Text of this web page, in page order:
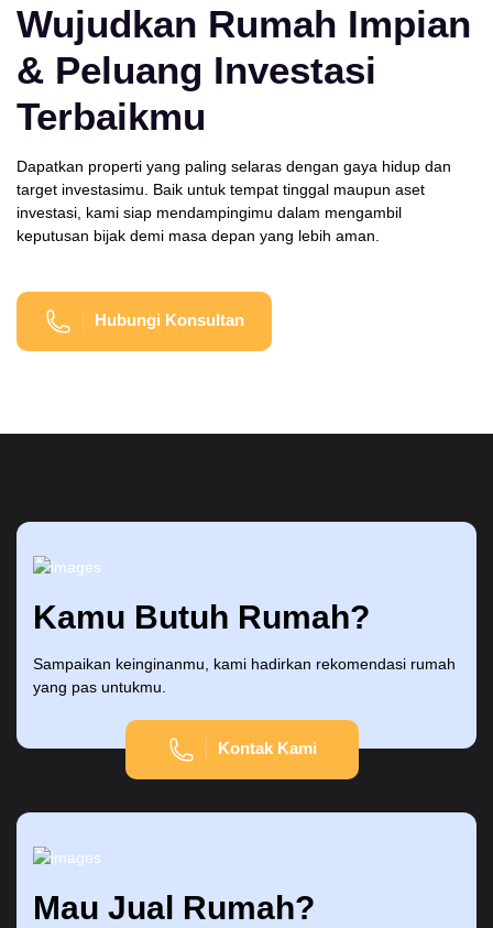
Wujudkan Rumah Impian
& Peluang Investasi
Terbaikmu
Dapatkan properti yang paling selaras dengan gaya hidup dan
target investasimu. Baik untuk tempat tinggal maupun aset
investasi, kami siap mendampingimu dalam mengambil
keputusan bijak demi masa depan yang lebih aman.
Hubungi Konsultan
Kamu Butuh Rumah?
Sampaikan keinginanmu, kami hadirkan rekomendasi rumah
yang pas untukmu.
Kontak Kami
Mau Jual Rumah?